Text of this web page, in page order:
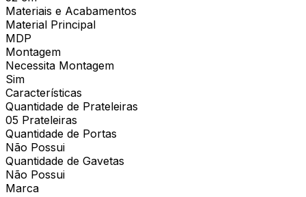
Materiais e Acabamentos
Material Principal
MDP
Montagem
Necessita Montagem
Sim
Características
Quantidade de Prateleiras
05 Prateleiras
Quantidade de Portas
Não Possui
Quantidade de Gavetas
Não Possui
Marca